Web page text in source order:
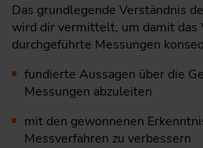
Das grundlegende Verständnis
wird dir vermittelt, um damit das
durchgeführte Messungen
fundierte Aussagen über die
Messungen abzuleiten
mit den gewonnenen
Messverfahren zu verbessern